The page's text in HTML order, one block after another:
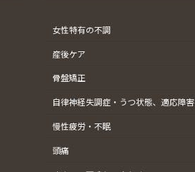
女性特有の不調
産後ケア
骨盤矯正
自律神経失調症・うつ状態、適応障害
慢性疲労・不眠
頭痛